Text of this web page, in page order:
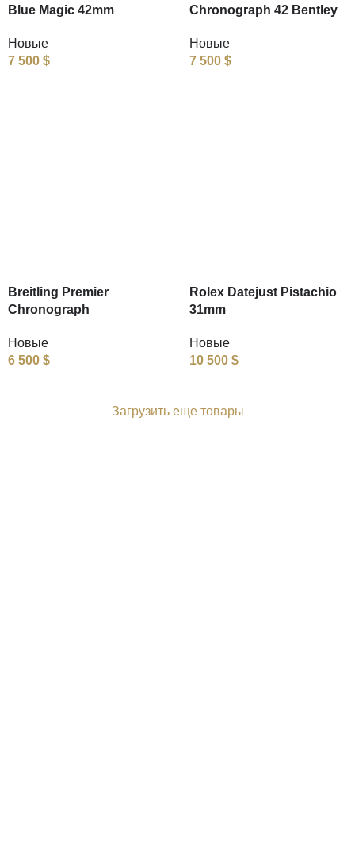
Blue Magic 42mm
Новые
7 500 $
Chronograph 42 Bentley
Новые
7 500 $
Breitling Premier
Chronograph
Новые
6 500 $
Rolex Datejust Pistachio
31mm
Новые
10 500 $
Загрузить еще товары